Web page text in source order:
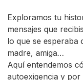
Exploramos tu
mensajes que
lo que se esperaba
madre, amiga…
Aquí entendemos
autoexigencia y